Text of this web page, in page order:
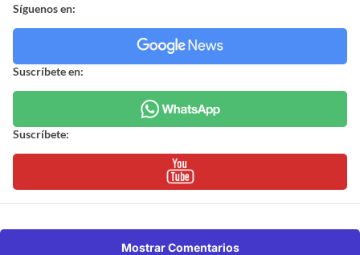
Síguenos en:
Suscríbete en:
Suscríbete:
Mostrar Comentarios